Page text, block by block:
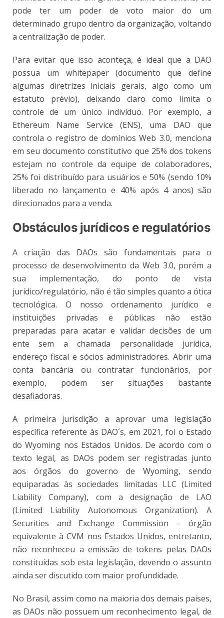
pode ter um poder de voto maior do um
determinado grupo dentro da organização, voltando
a centralização de poder.
Para evitar que isso aconteça, é ideal que a DAO
possua um whitepaper (documento que define
algumas diretrizes iniciais gerais, algo como um
estatuto prévio), deixando claro como limita o
controle de um único indivíduo. Por exemplo, a
Ethereum Name Service (ENS), uma DAO que
controla o registro de domínios Web 3.0, menciona
em seu documento constitutivo que 25% dos tokens
estejam no controle da equipe de colaboradores,
25% foi distribuído para usuários e 50% (sendo 10%
liberado no lançamento e 40% após 4 anos) são
direcionados para a venda.
Obstáculos jurídicos e regulatórios
A criação das DAOs são fundamentais para o
processo de desenvolvimento da Web 3.0, porém a
sua implementação, do ponto de vista
jurídico/regulatório, não é tão simples quanto a ótica
tecnológica. O nosso ordenamento jurídico e
instituições privadas e públicas não estão
preparadas para acatar e validar decisões de um
ente sem a chamada personalidade jurídica,
endereço fiscal e sócios administradores. Abrir uma
conta bancária ou contratar funcionários, por
exemplo, podem ser situações bastante
desafiadoras.
A primeira jurisdição a aprovar uma legislação
específica referente às DAO´s, em 2021, foi o Estado
do Wyoming nos Estados Unidos. De acordo com o
texto legal, as DAOs podem ser registradas junto
aos órgãos do governo de Wyoming, sendo
equiparadas às sociedades limitadas LLC (Limited
Liability Company), com a designação de LAO
(Limited Liability Autonomous Organization). A
Securities and Exchange Commission – órgão
equivalente à CVM nos Estados Unidos, entretanto,
não reconheceu a emissão de tokens pelas DAOs
constituídas sob esta legislação, devendo o assunto
ainda ser discutido com maior profundidade.
No Brasil, assim como na maioria dos demais países,
as DAOs não possuem um reconhecimento legal, de